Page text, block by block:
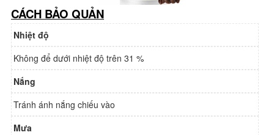
CÁCH BẢO QUẢN
Nhiệt độ
Không để dưới nhiệt độ trên 31 %
Nắng
Tránh ánh nắng chiếu vào
Mưa